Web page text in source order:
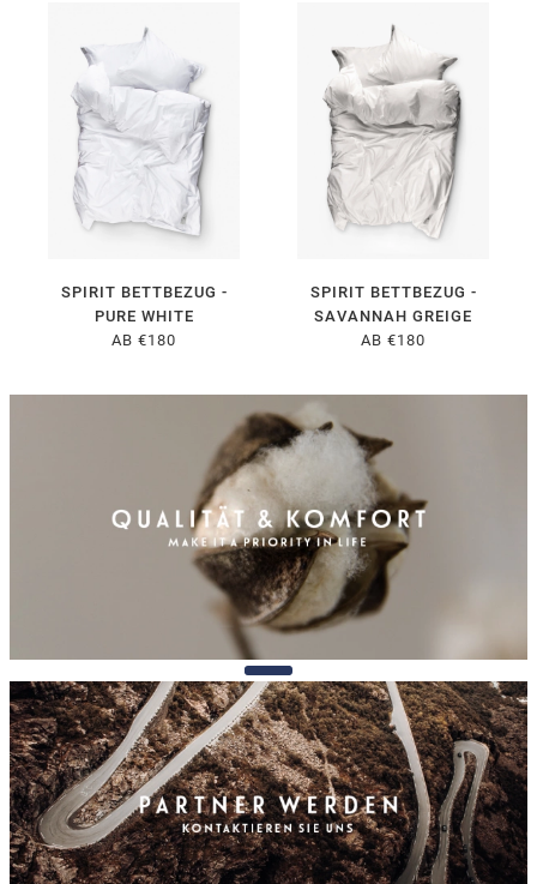
SPIRIT BETTBEZUG -
PURE WHITE
AB €180
SPIRIT BETTBEZUG -
SAVANNAH GREIGE
AB €180